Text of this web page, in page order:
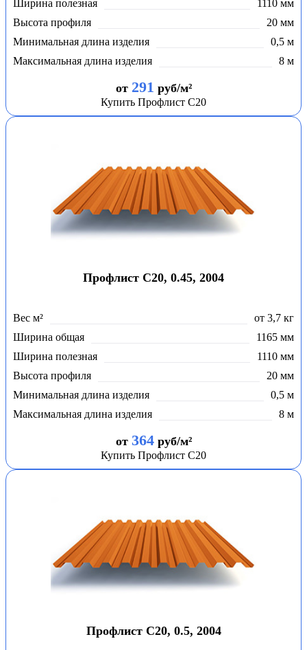
Ширина полезная
1110 мм
Высота профиля
20 мм
Минимальная длина изделия
0,5 м
Максимальная длина изделия
8 м
от 291 руб/м²
Купить Профлист С20
Профлист С20, 0.45, 2004
Вес м²
от 3,7 кг
Ширина общая
1165 мм
Ширина полезная
1110 мм
Высота профиля
20 мм
Минимальная длина изделия
0,5 м
Максимальная длина изделия
8 м
от 364руб/м²
Купить Профлист С20
Профлист С20, 0.5, 2004